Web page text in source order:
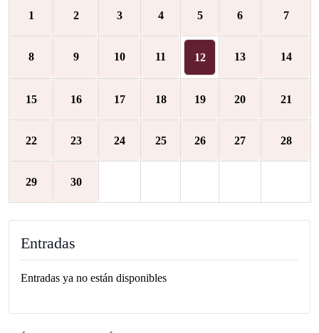
1 2 3 4 5 6 7
8 9 10 11 12 13 14
15 16 17 18 19 20 21
22 23 24 25 26 27 28
29 30
Entradas
Entradas ya no están disponibles